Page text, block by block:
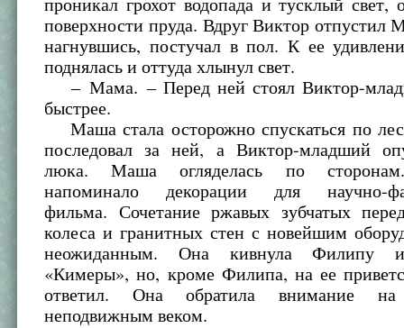
поверхности пруда. Вдруг Виктор отпустил
нагнувшись, постучал в пол. К ее
поднялась и оттуда хлынул свет.
– Мама. – Перед ней стоял Виктор-
быстрее.
Маша стала осторожно спускаться по
последовал за ней, а Виктор-младший
люка. Маша огляделась по
напоминало декорации для научно-
фильма. Сочетание ржавых зубчатых
колеса и гранитных стен с новейшим
неожиданным. Она кивнула Филипу и
«Кимеры», но, кроме Филипа, на ее
ответил. Она обратила внимание
неподвижным веком.